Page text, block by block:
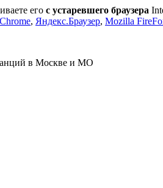
его с устаревшего браузера
, Яндекс.Браузер, Mozilla
в Москве и МО